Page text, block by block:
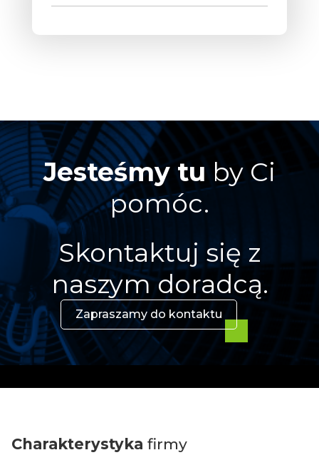
Jesteśmy tu by Ci
pomóc.
Skontaktuj się z
naszym doradcą.
Zapraszamy do kontaktu
Charakterystyka firmy